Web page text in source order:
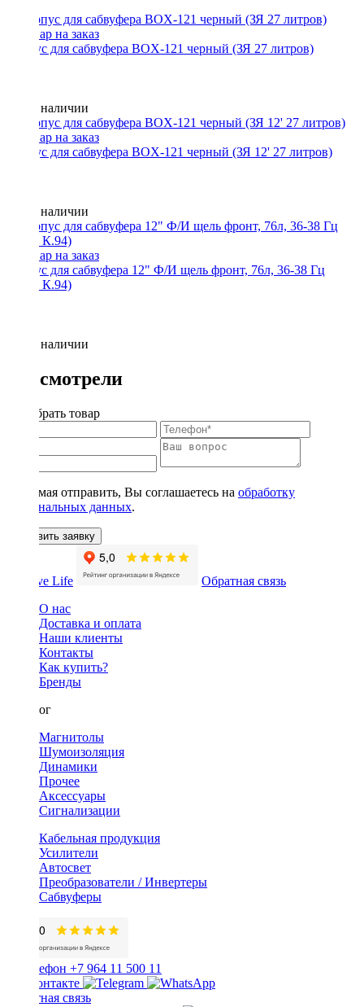
Корпус для сабвуфера BOX-121 черный (ЗЯ 27 литров)
Нет в наличии
Корпус для сабвуфера BOX-121 черный (ЗЯ 12' 27 литров)
Нет в наличии
Корпус для сабвуфера 12" Ф/И щель фронт, 76л, 36-38 Гц
(люкс К.94)
Нет в наличии
Вы смотрели
Подобрать товар
Нажимая отправить, Вы соглашаетесь на обработку
персональных данных.
Оставить заявку
Обратная связь
О нас
Доставка и оплата
Наши клиенты
Контакты
Как купить?
Бренды
Каталог
Магнитолы
Шумоизоляция
Динамики
Прочее
Аксессуары
Сигнализации
Кабельная продукция
Усилители
Автосвет
Преобразователи / Инвертеры
Сабвуферы
+7 964 11 500 11
Обратная связь